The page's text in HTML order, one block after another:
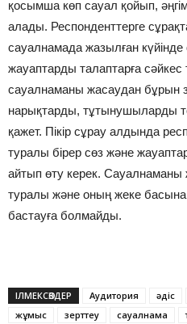
қосымша көп сауал қойып,
алады. Респонденттерге
сауалнамада жазылған күйінде
жауаптарды талаптарға
сауалнаманы жасаудан бұрын
нарықтарды, тұтынушыларды
қажет. Пікір сұрау алдында
туралы бірер сөз және
айтып өту керек. Сауалнаманы
туралы және оның жеке
бастауға болмайды.
ІЛМЕКСӨЗДЕР Аудитория әдіс
жұмыс
зерттеу сауалнама